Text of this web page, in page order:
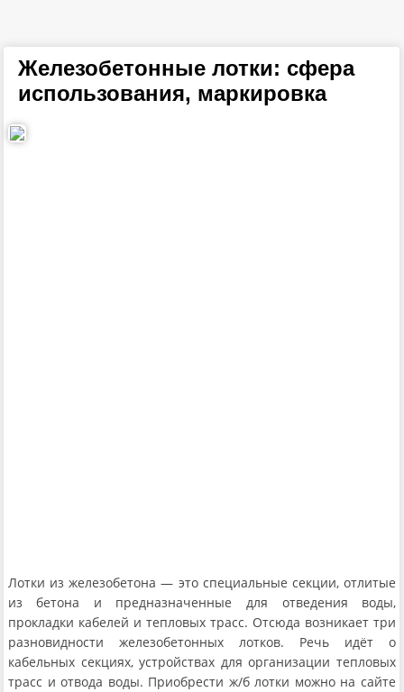
Железобетонные лотки: сфера
использования, маркировка
Лотки из железобетона — это специальные секции, отлитые
из бетона и предназначенные для отведения воды,
прокладки кабелей и тепловых трасс. Отсюда возникает три
разновидности железобетонных лотков. Речь идёт о
кабельных секциях, устройствах для организации тепловых
трасс и отвода воды. Приобрести ж/б лотки можно на сайте